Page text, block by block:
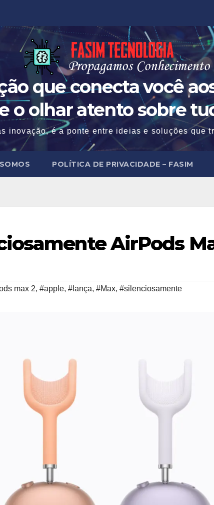
que conecta você
o olhar atento sobre
inovação, é a ponte entre ideias e soluções que
POLÍTICA DE PRIVACIDADE – FASIM
AirPods
max 2, #apple, #lança, #Max, #silenciosamente